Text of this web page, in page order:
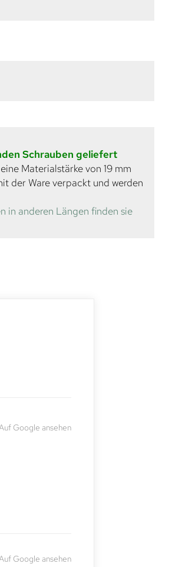
Schrauben geliefert
Materialstärke von 19 mm
der Ware verpackt und werden
in anderen Längen finden sie
Google ansehen
Google ansehen